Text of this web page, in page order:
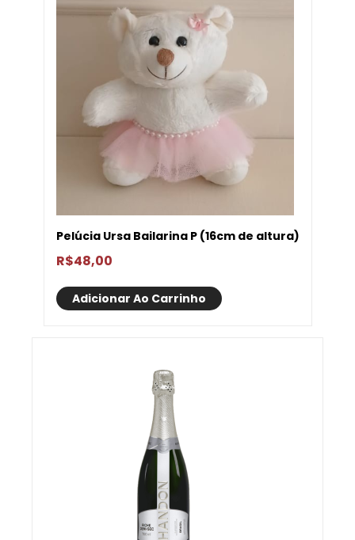
Pelúcia Ursa Bailarina P (16cm de altura)
R$48,00
Adicionar Ao Carrinho